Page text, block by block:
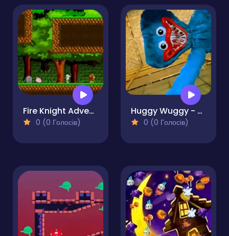
Fire Knight Adventure
0 (0 Голосів)
Huggy Wuggy - Guess the right door
0 (0 Голосів)